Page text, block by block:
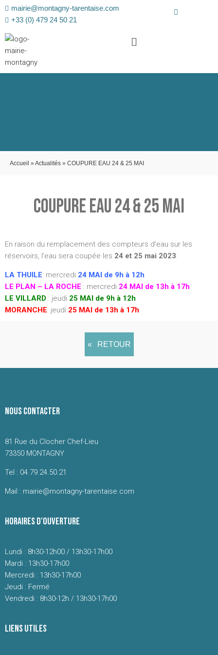
mairie@montagny-tarentaise.com
+33 (0) 479 24 50 21
Accueil »Actualités » COUPURE EAU 24 & 25 MAI
COUPURE EAU 24 & 25 MAI
En raison du remplacement des compteurs d’eau sur les
réservoirs, l’eau sera coupée les 24 et 25 mai 2023:
LA THUILE: mercredi 24 MAI de 9h à 12h
LE PLAN – LA ROCHE : mercredi 24 MAI de 13h à 17h
LE VILLARD : jeudi 25 MAI de 9h à 12h
MORANCHE: jeudi 25 MAI de 13h à 17h
RETOUR
NOUS CONTACTER
81 Rue du Clocher Chef-Lieu
73350 MONTAGNY
Tel : 04.79.24.50.21
Mail : mairie@montagny-tarentaise.com
HORAIRES D'OUVERTURE
Lundi : 8h30-12h00 / 13h30-17h00
Mardi : 13h30-17h00
Mercredi : 13h30-17h00
Jeudi : Fermé
Vendredi : 8h30-12h / 13h30-17h00
LIENS UTILES